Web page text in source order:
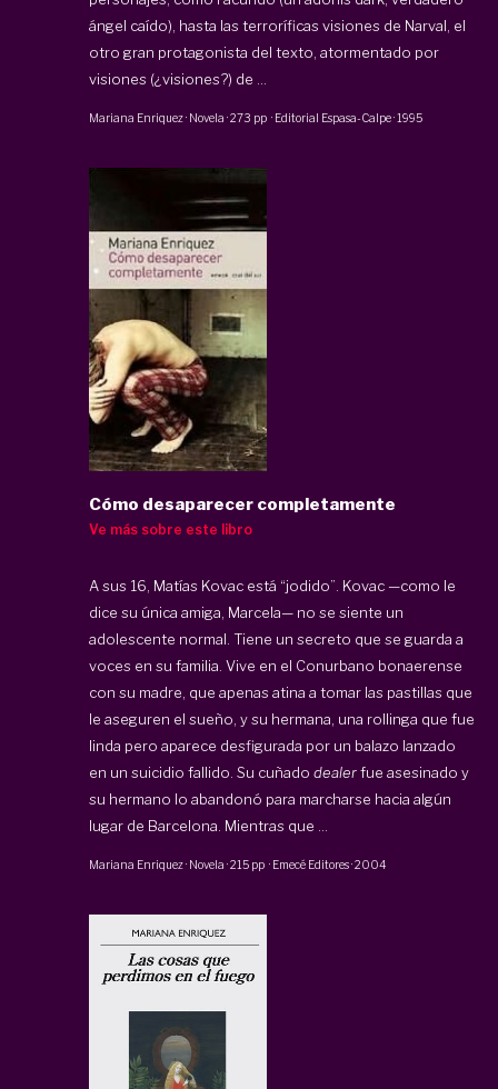
ángel caído), hasta las terroríficas visiones de Narval, el
otro gran protagonista del texto, atormentado por
visiones (¿visiones?) de ...
Mariana Enriquez· Novela ·273 pp · Editorial Espasa-Calpe·1995
Cómo desaparecer completamente
Ve más sobre este libro
A sus 16, Matías Kovac está “jodido”. Kovac —como le
dice su única amiga, Marcela— no se siente un
adolescente normal. Tiene un secreto que se guarda a
voces en su familia. Vive en el Conurbano bonaerense
con su madre, que apenas atina a tomar las pastillas que
le aseguren el sueño, y su hermana, una rollinga que fue
linda pero aparece desfigurada por un balazo lanzado
en un suicidio fallido. Su cuñado dealerfue asesinado y
su hermano lo abandonó para marcharse hacia algún
lugar de Barcelona. Mientras que ...
Mariana Enriquez· Novela ·215 pp · Emecé Editores·2004